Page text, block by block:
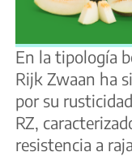
En la tipología
Rijk Zwaan ha
por su
RZ,
resistencia a